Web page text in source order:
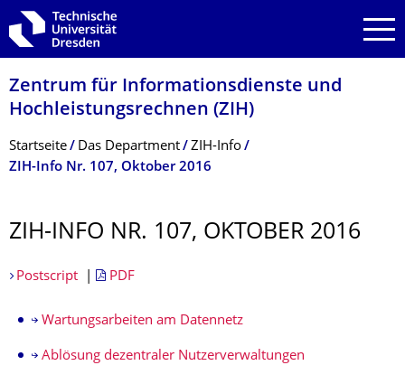
Zur Hauptnavigation springen
Zur Suche springen
Zum Inhalt springen
Zentrum für Informations­dienste und
Hochleistungs­rechnen (ZIH)
Breadcrumb-Menü
Startseite Das Department
ZIH-Info
ZIH-Info Nr. 107, Oktober 2016
ZIH-INFO NR. 107, OKTOBER 2016
Postscript| PDF
Wartungsarbeiten am Datennetz
Ablösung dezentraler Nutzerverwaltungen